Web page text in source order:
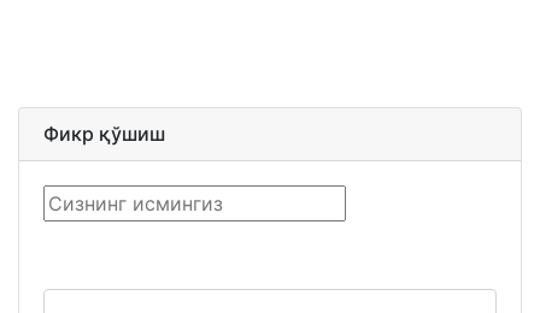
Фикр қўшиш